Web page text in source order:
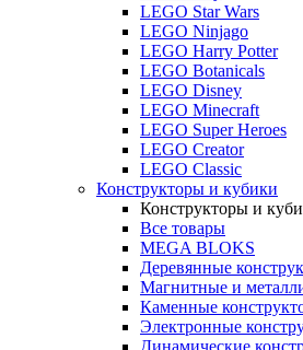
LEGO Star Wars
LEGO Ninjago
LEGO Harry Potter
LEGO Botanicals
LEGO Disney
LEGO Minecraft
LEGO Super Heroes
LEGO Creator
LEGO Classic
Конструкторы и кубики
Конструкторы и
Все товары
MEGA BLOKS
Деревянные
Магнитные и
Каменные
Электронные
Динамические